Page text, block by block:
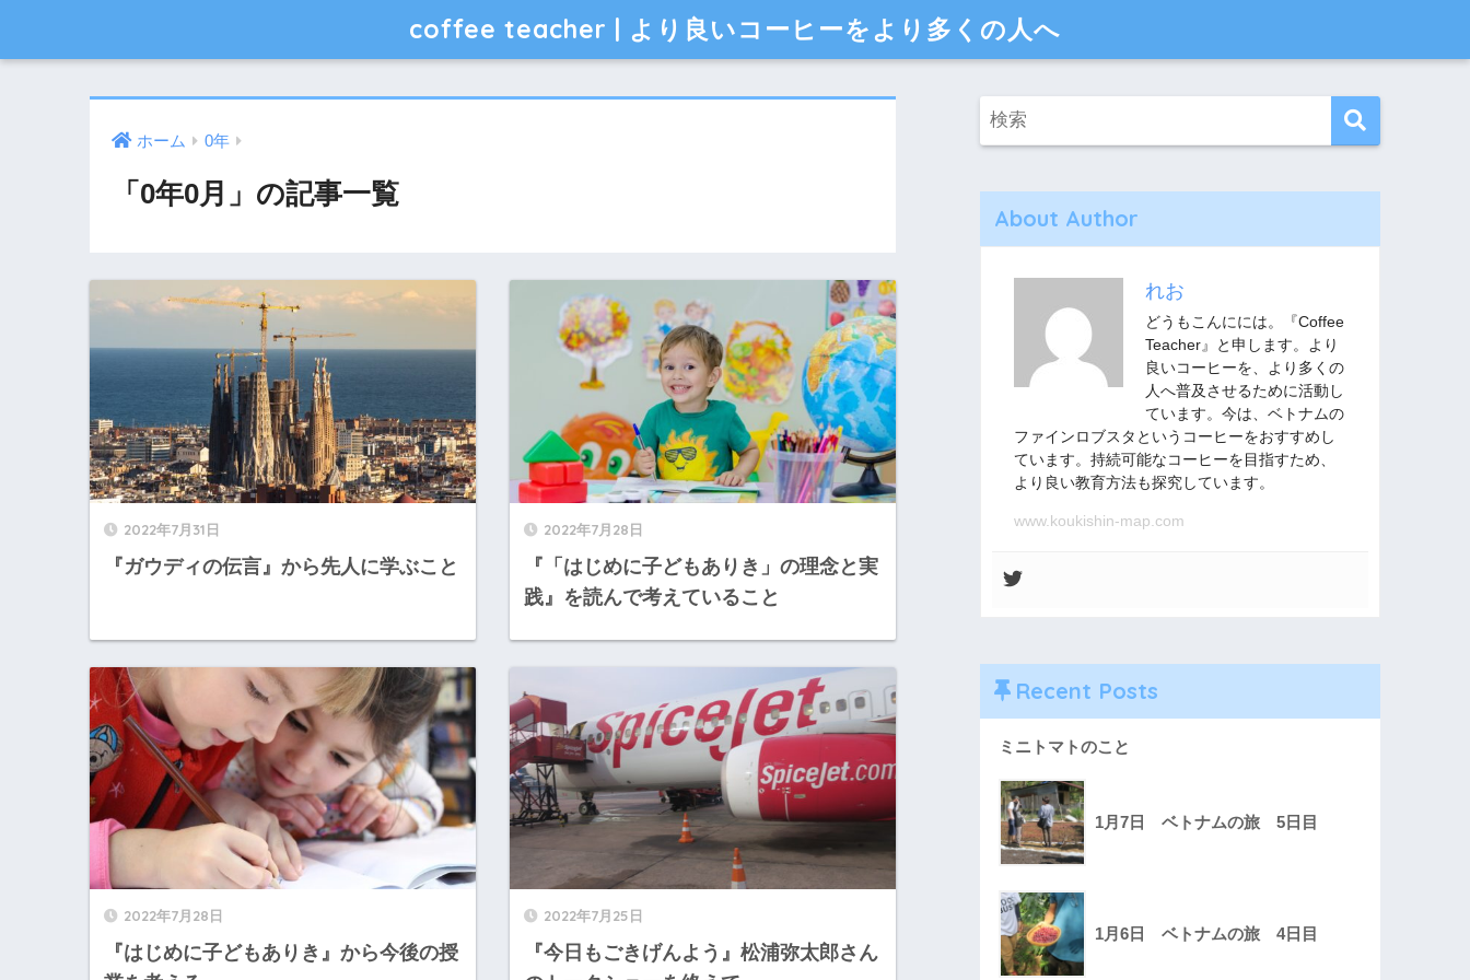
coffee teacher | より良いコーヒーをより多くの人へ
ホーム 0年
「0年0月」の記事一覧
2022年7月31日
『ガウディの伝言』から先人に学ぶこと
2022年7月28日
『「はじめに子どもありき」の理念と実
践』を読んで考えていること
2022年7月28日
『はじめに子どもありき』から今後の授
2022年7月25日
『今日もごきげんよう』松浦弥太郎さん
About Author
れお
どうもこんにには。『Coffee
Teacher』と申します。より
良いコーヒーを、より多くの
人へ普及させるために活動し
ています。今は、ベトナムの
ファインロブスタというコーヒーをおすすめし
ています。持続可能なコーヒーを目指すため、
より良い教育方法も探究しています。
www.koukishin-map.com
Recent Posts
ミニトマトのこと
1月7日 ベトナムの旅 5日目
1月6日 ベトナムの旅 4日目